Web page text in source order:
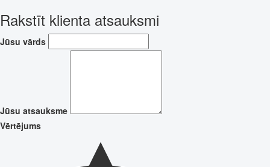
Rakstīt klienta atsauksmi
Jūsu vārds
Jūsu atsauksme
Vērtējums